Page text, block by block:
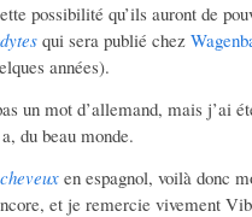
possibilité qu’ils auront de
qui sera publié chez
années).
un mot d’allemand, mais j’ai
du beau monde.
en espagnol, voilà donc
et je remercie vivement